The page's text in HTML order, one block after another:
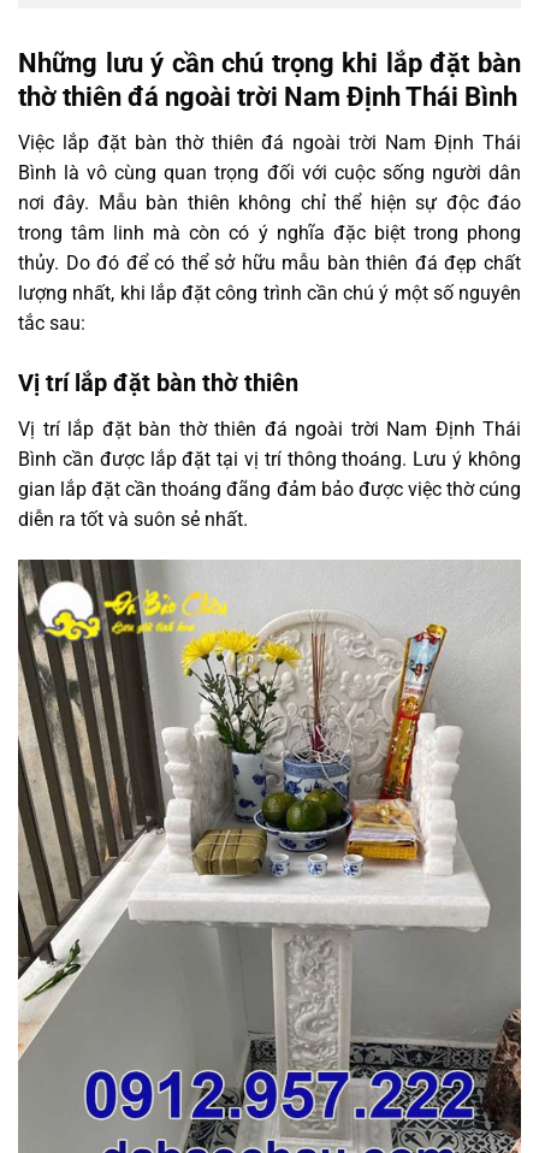
Những lưu ý cần chú trọng khi lắp đặt bàn
thờ thiên đá ngoài trời Nam Định Thái Bình
Việc lắp đặt bàn thờ thiên đá ngoài trời Nam Định Thái
Bình là vô cùng quan trọng đối với cuộc sống người dân
nơi đây. Mẫu bàn thiên không chỉ thể hiện sự độc đáo
trong tâm linh mà còn có ý nghĩa đặc biệt trong phong
thủy. Do đó để có thể sở hữu mẫu bàn thiên đá đẹp chất
lượng nhất, khi lắp đặt công trình cần chú ý một số nguyên
tắc sau:
Vị trí lắp đặt bàn thờ thiên
Vị trí lắp đặt bàn thờ thiên đá ngoài trời Nam Định Thái
Bình cần được lắp đặt tại vị trí thông thoáng. Lưu ý không
gian lắp đặt cần thoáng đãng đảm bảo được việc thờ cúng
diễn ra tốt và suôn sẻ nhất.